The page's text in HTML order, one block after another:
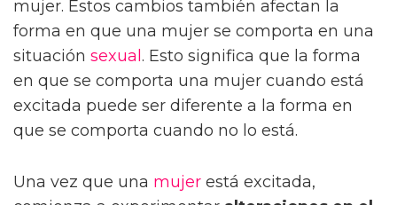
mujer. Estos cambios también afectan la
forma en que una mujer se comporta en una
situación sexual . Esto significa que la forma
en que se comporta una mujer cuando está
excitada puede ser diferente a la forma en
que se comporta cuando no lo está.
Una vez que una mujer está excitada,